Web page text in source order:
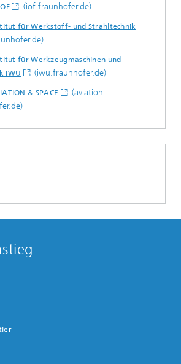
(iof.fraunhofer.de)
für Werkstoff- und Strahltechnik
für Werkzeugmaschinen und
IWU
(iwu.fraunhofer.de)
& SPACE
(aviation-